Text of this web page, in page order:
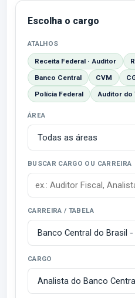
Escolha o cargo
ATALHOS
Receita Federal · Auditor
Banco Central
CVM
Polícia Federal
Auditor do
ÁREA
BUSCAR CARGO OU CARREIRA
CARREIRA / TABELA
CARGO